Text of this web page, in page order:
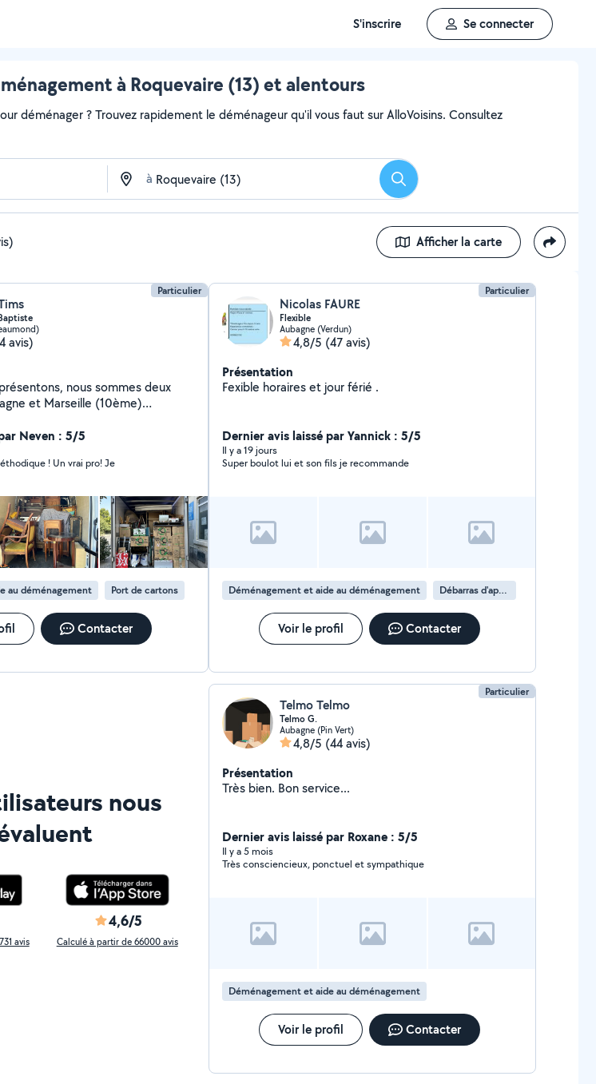
S'inscrire Se connecter
à Roquevaire (13) et alentours
déménager ? Trouvez rapidement le déménageur qu'il vous faut sur AlloVoisins. Consultez
à Rechercher
Afficher la carte
Particulier
avis)
nous sommes deux
et Marseille (10ème)
des déménagements, à de la
de nettoyage ainsi qu'à des
de l'expérience dans toutes
ravis de pouvoir vous aider !
contacter pour plus d'informations
Neven : 5/5
! Un vrai pro! Je
au déménagement Port de cartons
Contacter
Particulier
Nicolas FAURE
Flexible
Aubagne (Verdun)
4,8/5 (47 avis)
Présentation
Fexible horaires et jour férié .
Dernier avis laissé par Yannick : 5/5
Il y a 19 jours
Super boulot lui et son fils je recommande
Déménagement et aide au déménagement Débarras d'appartement
Voir le profil Contacter
nous
avis
4,6/5
Calculé à partir de 66000 avis
Particulier
Telmo Telmo
Telmo G.
Aubagne (Pin Vert)
4,8/5 (44 avis)
Présentation
Très bien. Bon service...
Dernier avis laissé par Roxane : 5/5
Il y a 5 mois
Très consciencieux, ponctuel et sympathique
Déménagement et aide au déménagement
Voir le profil Contacter